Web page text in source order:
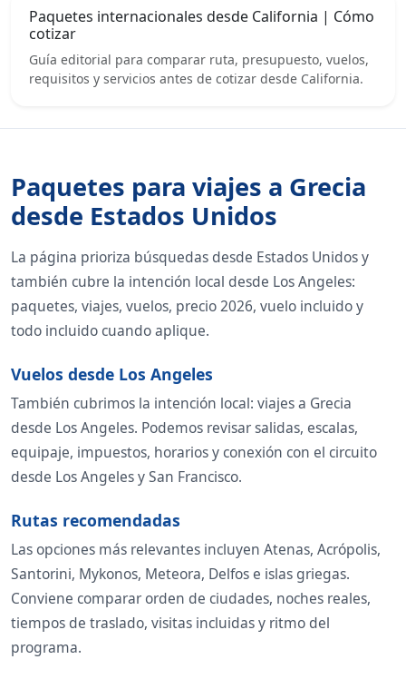
Paquetes internacionales desde California | Cómo
cotizar
Guía editorial para comparar ruta, presupuesto, vuelos,
requisitos y servicios antes de cotizar desde California.
Paquetes para viajes a Grecia
desde Estados Unidos
La página prioriza búsquedas desde Estados Unidos y
también cubre la intención local desde Los Angeles:
paquetes, viajes, vuelos, precio 2026, vuelo incluido y
todo incluido cuando aplique.
Vuelos desde Los Angeles
También cubrimos la intención local: viajes a Grecia
desde Los Angeles. Podemos revisar salidas, escalas,
equipaje, impuestos, horarios y conexión con el circuito
desde Los Angeles y San Francisco.
Rutas recomendadas
Las opciones más relevantes incluyen Atenas, Acrópolis,
Santorini, Mykonos, Meteora, Delfos e islas griegas.
Conviene comparar orden de ciudades, noches reales,
tiempos de traslado, visitas incluidas y ritmo del
programa.